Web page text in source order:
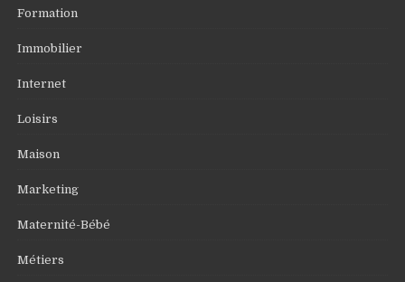
Formation
Immobilier
Internet
Loisirs
Maison
Marketing
Maternité-Bébé
Métiers